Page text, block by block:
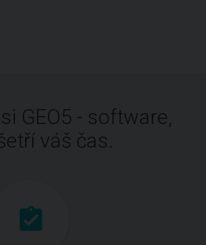
GEO5 - software,
váš čas.